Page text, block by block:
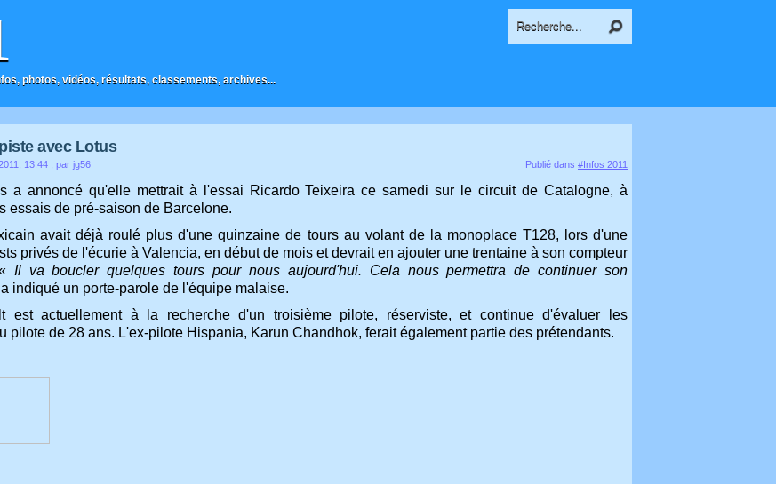
photos, vidéos, résultats, classements, archives...
avec Lotus
13:44 , par jg56 Publié dans #Infos 2011
a annoncé qu'elle mettrait à l'essai Ricardo Teixeira ce samedi sur le circuit de Catalogne, à
essais de pré-saison de Barcelone.
avait déjà roulé plus d'une quinzaine de tours au volant de la monoplace T128, lors d'une
privés de l'écurie à Valencia, en début de mois et devrait en ajouter une trentaine à son compteur
Il va boucler quelques tours pour nous aujourd'hui. Cela nous permettra de continuer son
indiqué un porte-parole de l'équipe malaise.
est actuellement à la recherche d'un troisième pilote, réserviste, et continue d'évaluer les
pilote de 28 ans. L'ex-pilote Hispania, Karun Chandhok, ferait également partie des prétendants.